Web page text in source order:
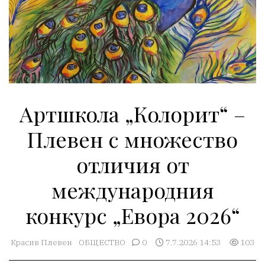
Артшкола „Колорит“ –
Плевен с множество
отличия от
международния
конкурс „Евора 2026“
Красив Плевен ОБЩЕСТВО 0 7.7.2026 14:53 103